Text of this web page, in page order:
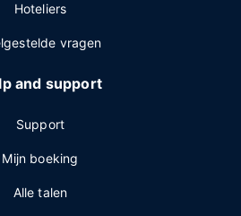
Hoteliers
vragen
and support
Support
Mijn boeking
Alle talen